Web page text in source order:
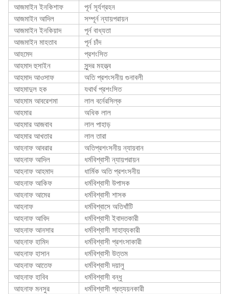
আজমাইন ইনকিশাফ
পূর্ন সূর্যগ্রহন
আজমাইন আদিল
সম্পূর্ন ন্যায়পরায়ন
আজমাইন ইনকিয়াদ
পূর্ন বাধ্যতা
আজমাইন মাহতাব
পূর্ন চাঁদ
আহমেদ
প্রশংসিত
আহমাদ হুসাইন
সুন্দর মহত্ত্ব
আহমাদ আওসাফ
অতি প্রশংসনীয় গুনাবলী
আহমাদুল হক
যথার্থ প্রশংসিত
আহমাম আবরেশমা
লাল বর্নেরসিল্ক
আহমার
অধিক লাল
আহমার আজবাব
লাল পাহাড়
আহমার আখতার
লাল তারা
আহনাফ আবরার
অতিপ্রশংসনীয় ন্যায়বান
আহনাফ আদিল
ধর্মবিশ্বাসী ন্যায়পরায়ন
আহনাফ আহমাদ
ধার্মিক অতি প্রশংসনীয়
আহনাফ আকিফ
ধর্মবিশ্বাসী উপাসক
আহনাফ আমের
ধর্মবিশ্বাসী শাসক
আহনাফ
ধর্মবিশ্বাসে অতিখাঁটি
আহনাফ আবিদ
ধর্মবিশ্বাসী ইবাদতকারী
আহনাফ আনসার
ধর্মবিশ্বাসী সাহায্যকারী
আহনাফ হামিদ
ধর্মবিশ্বাসী প্রশংসাকারী
আহনাফ হাসান
ধর্মবিশ্বাসী উত্তম
আহনাফ আতেফ
ধর্মবিশ্বাসী দয়ালু
আহনাফ হাবিব
ধর্মবিশ্বাসী বন্ধু
আহনাফ মনসুর
ধর্মবিশ্বাসী প্রত্যয়নকারী